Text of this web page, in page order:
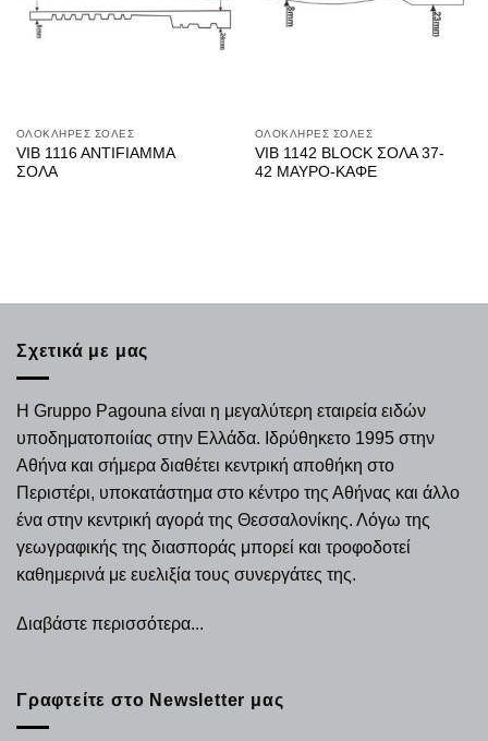
ΟΛΟΚΛΗΡΕΣ ΣΟΛΕΣ
VIB 1116 ANTIFIAMMA
ΣΟΛΑ
ΟΛΟΚΛΗΡΕΣ ΣΟΛΕΣ
VIB 1142 BLOCK ΣΟΛΑ 37-
42 ΜΑΥΡΟ-ΚΑΦΕ
Σχετικά με μας
Η Gruppo Pagouna είναι η μεγαλύτερη εταιρεία ειδών
υποδηματοποιίας στην Ελλάδα. Ιδρύθηκετο 1995 στην
Αθήνα και σήμερα διαθέτει κεντρική αποθήκη στο
Περιστέρι, υποκατάστημα στο κέντρο της Αθήνας και άλλο
ένα στην κεντρική αγορά της Θεσσαλονίκης. Λόγω της
γεωγραφικής της διασποράς μπορεί και τροφοδοτεί
καθημερινά με ευελιξία τους συνεργάτες της.
Διαβάστε περισσότερα...
Γραφτείτε στο Newsletter μας